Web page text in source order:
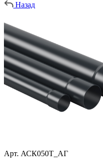
Назад
Арт. АСК050Т_АГ